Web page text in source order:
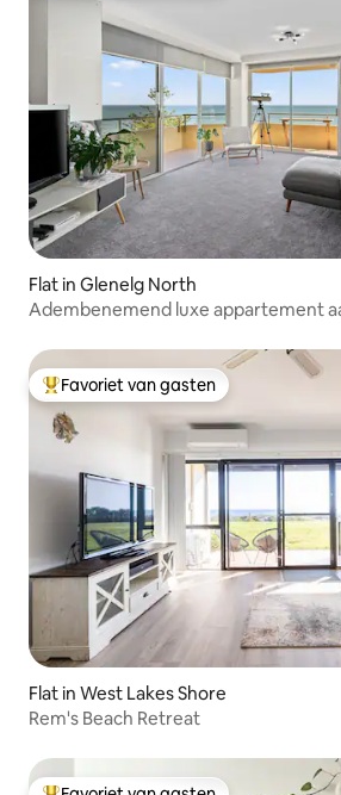
Flat in Glenelg North
Adembenemend luxe appartement
Topfavoriet van gasten
Favoriet van gasten
Flat in West Lakes Shore
Rem's Beach Retreat